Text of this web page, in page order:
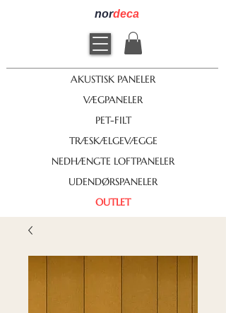
nordeca
AKUSTISK PANELER
VÆGPANELER
PET-FILT
TRÆSKÆLGEVÆGGE
NEDHÆNGTE LOFTPANELER
UDENDØRSPANELER
OUTLET